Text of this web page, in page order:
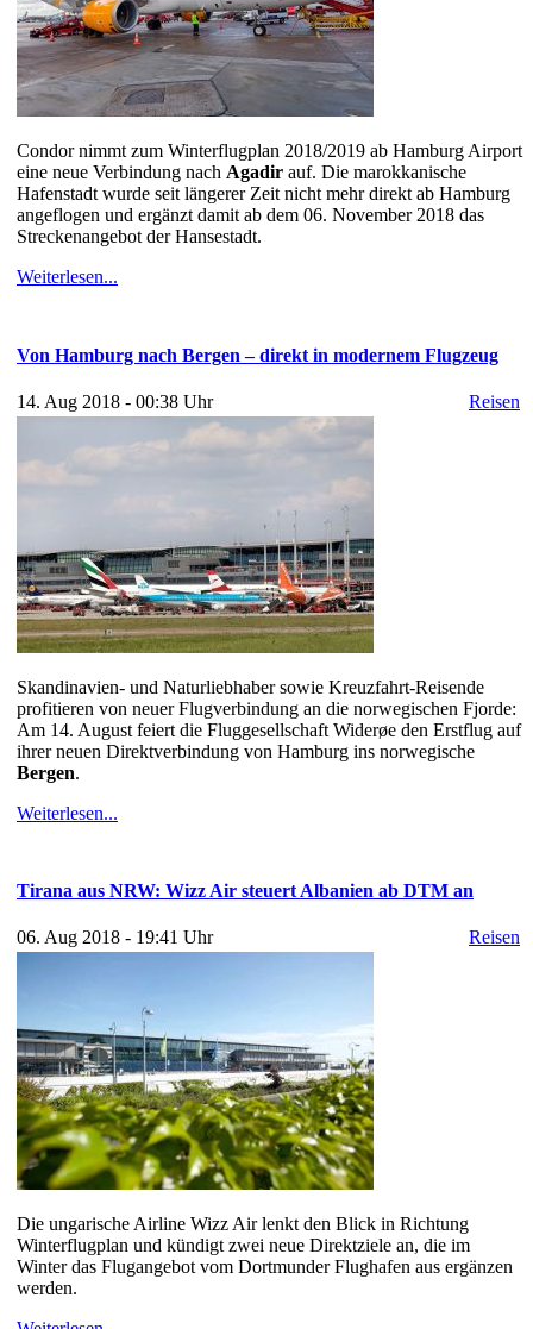
Condor nimmt zum Winterflugplan 2018/2019 ab Hamburg Airport
eine neue Verbindung nach Agadir auf. Die marokkanische
Hafenstadt wurde seit längerer Zeit nicht mehr direkt ab Hamburg
angeflogen und ergänzt damit ab dem 06. November 2018 das
Streckenangebot der Hansestadt.
Weiterlesen...
Von Hamburg nach Bergen – direkt in modernem Flugzeug
14. Aug 2018 - 00:38 Uhr Reisen
Skandinavien- und Naturliebhaber sowie Kreuzfahrt-Reisende
profitieren von neuer Flugverbindung an die norwegischen Fjorde:
Am 14. August feiert die Fluggesellschaft Widerøe den Erstflug auf
ihrer neuen Direktverbindung von Hamburg ins norwegische
Bergen.
Weiterlesen...
Tirana aus NRW: Wizz Air steuert Albanien ab DTM an
06. Aug 2018 - 19:41 Uhr Reisen
Die ungarische Airline Wizz Air lenkt den Blick in Richtung
Winterflugplan und kündigt zwei neue Direktziele an, die im
Winter das Flugangebot vom Dortmunder Flughafen aus ergänzen
werden.